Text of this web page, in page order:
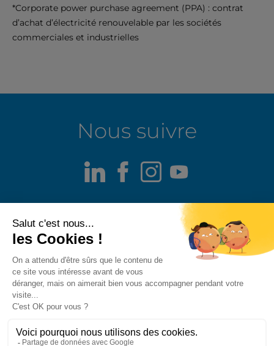
*Corporate power purchase agreement (PPA) : contrat
d’achat d’électricité renouvelable par les sociétés
commerciales et industrielles
Nous suivre
LinkedIn
Facebook
Instagram
Alerte fraude